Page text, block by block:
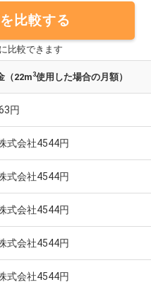
比較する
比較できます
（22m3使用した場合の月額）
円
式会社4544円
式会社4544円
式会社4544円
式会社4544円
式会社4544円